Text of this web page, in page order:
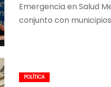
Emergencia en Salud
conjunto con
POLÍTICA